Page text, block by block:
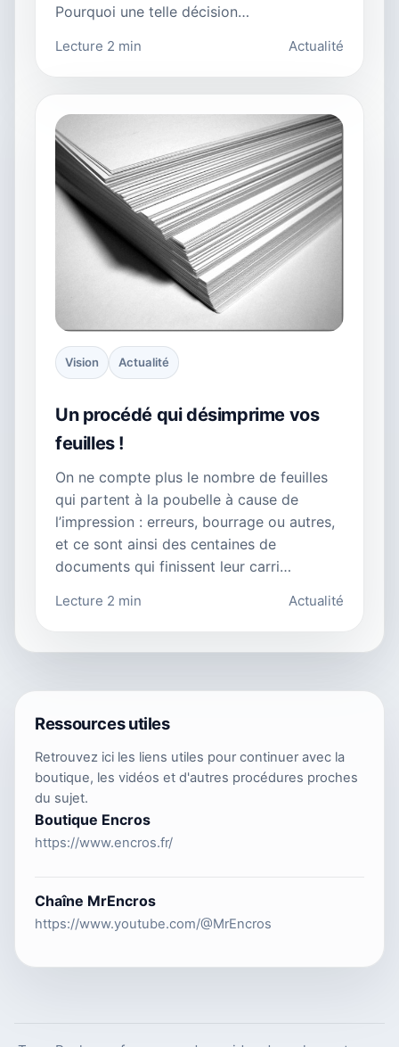
Pourquoi une telle décision…
Lecture 2 min Actualité
Vision Actualité
Un procédé qui désimprime vos
feuilles !
On ne compte plus le nombre de feuilles
qui partent à la poubelle à cause de
l’impression : erreurs, bourrage ou autres,
et ce sont ainsi des centaines de
documents qui finissent leur carri…
Lecture 2 min Actualité
Ressources utiles
Retrouvez ici les liens utiles pour continuer avec la
boutique, les vidéos et d'autres procédures proches
du sujet.
Boutique Encros
https://www.encros.fr/
Chaîne MrEncros
https://www.youtube.com/@MrEncros